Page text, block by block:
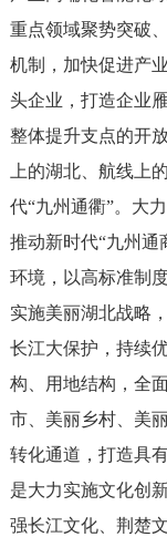
重点领域聚势突破
机制，加快促进产
头企业，打造企业
整体提升支点的开
上的湖北、航线上
代“九州通衢”。大
推动新时代“九州通
环境，以高标准制
实施美丽湖北战略
长江大保护，持续
构、用地结构，全
市、美丽乡村、美
转化通道，打造具
是大力实施文化创
强长江文化、荆楚